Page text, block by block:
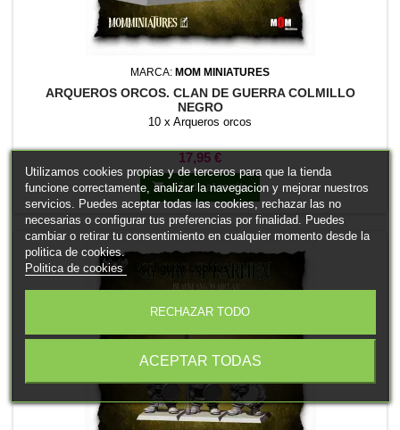
MARCA: MOM MINIATURES
ARQUEROS ORCOS. CLAN DE GUERRA COLMILLO
NEGRO
10 x Arqueros orcos
Precio
17,95 €
 Añadir al carrito
Utilizamos cookies propias y de terceros para que la tienda
funcione correctamente, analizar la navegacion y mejorar nuestros
servicios. Puedes aceptar todas las cookies, rechazar las no
necesarias o configurar tus preferencias por finalidad. Puedes
cambiar o retirar tu consentimiento en cualquier momento desde la
politica de cookies.
Politica de cookies
Configurar cookies
RECHAZAR TODO
ACEPTAR TODAS